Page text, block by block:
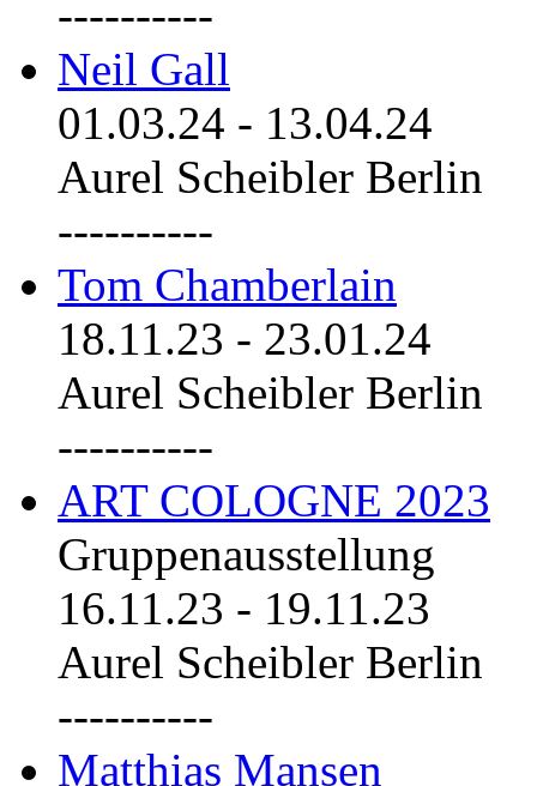
----------
Neil Gall
01.03.24 - 13.04.24
Aurel Scheibler Berlin
----------
Tom Chamberlain
18.11.23 - 23.01.24
Aurel Scheibler Berlin
----------
ART COLOGNE 2023
Gruppenausstellung
16.11.23 - 19.11.23
Aurel Scheibler Berlin
----------
Matthias Mansen